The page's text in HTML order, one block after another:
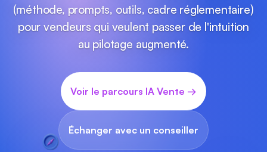
(méthode, prompts, outils, cadre réglementaire)
pour vendeurs qui veulent passer de l'intuition
au pilotage augmenté.
Voir le parcours IA Vente →
Échanger avec un conseiller